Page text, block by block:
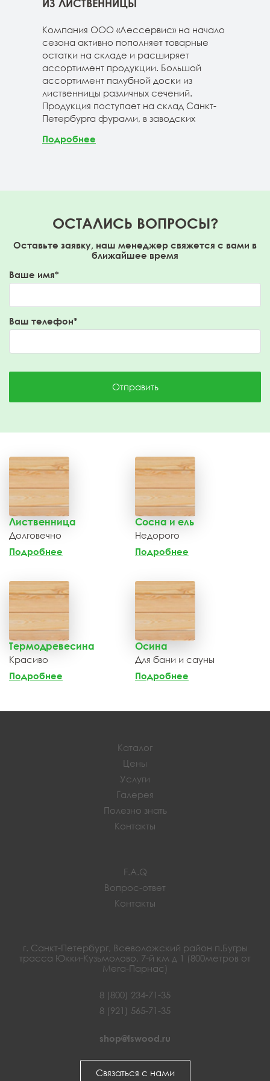
ИЗ ЛИСТВЕННИЦЫ
Компания ООО «Лессервис» на начало
сезона активно пополняет товарные
остатки на складе и расширяет
ассортимент продукции. Большой
ассортимент палубной доски из
лиственницы различных сечений.
Продукция поступает на склад Санкт-
Петербурга фурами, в заводских
Подробнее
ОСТАЛИСЬ ВОПРОСЫ?
Оставьте заявку, наш менеджер свяжется с вами в
ближайшее время
Ваше имя*
Ваш телефон*
Отправить
Лиственница
Долговечно
Подробнее
Сосна и ель
Недорого
Подробнее
Термодревесина
Красиво
Подробнее
Осина
Для бани и сауны
Подробнее
Каталог
Цены
Услуги
Галерея
Полезно знать
Контакты
F.A.Q
Вопрос-ответ
Контакты
г. Санкт-Петербург, Всеволожский район п.Бугры
трасса Юкки-Кузьмолово, 7-й км д 1 (800метров от
Мега-Парнас)
8 (800) 234-71-35
8 (921) 565-71-35
shop@lswood.ru
Связаться с нами